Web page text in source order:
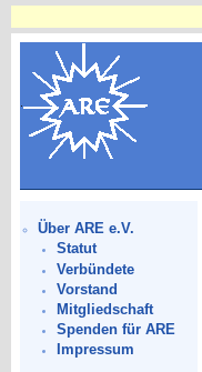
Über ARE e.V.
Statut
Verbündete
Vorstand
Mitgliedschaft
Spenden für ARE
Impressum